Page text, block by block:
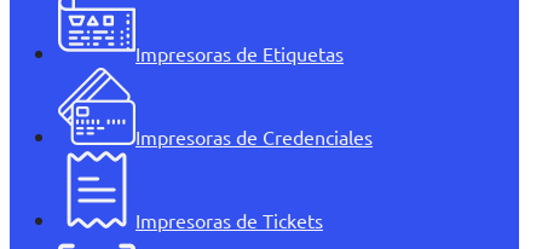
Impresoras de Etiquetas
Impresoras de Credenciales
Impresoras de Tickets